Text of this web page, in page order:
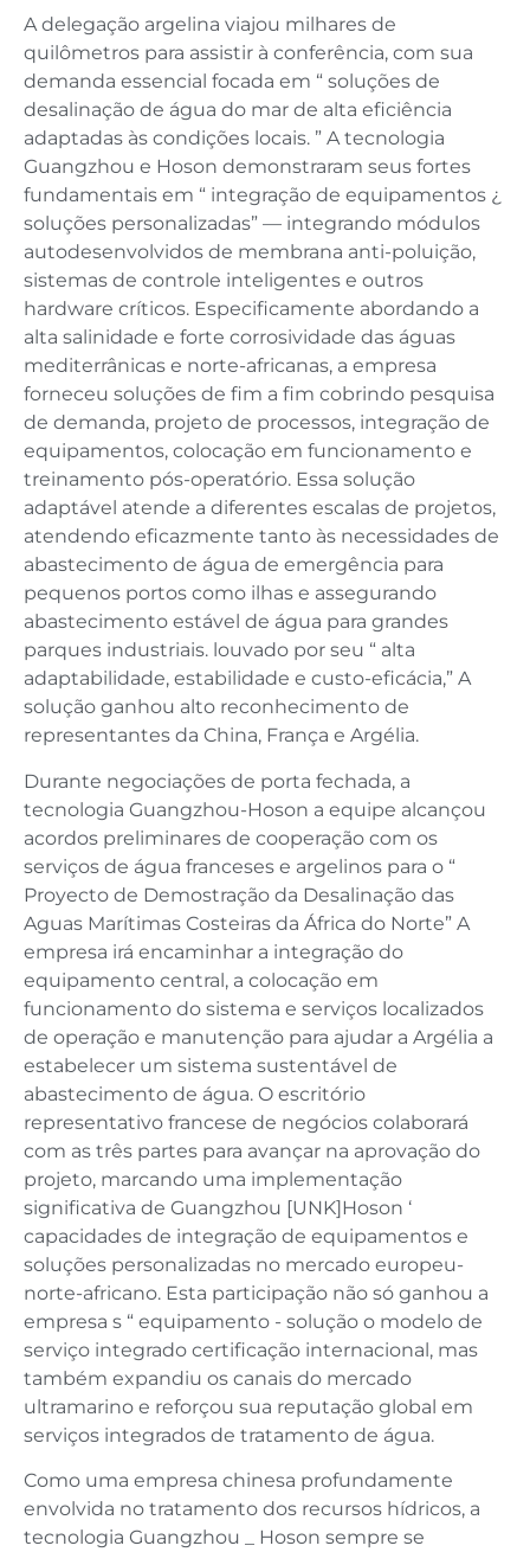
A delegação argelina viajou milhares de
quilômetros para assistir à conferência, com sua
demanda essencial focada em “ soluções de
desalinação de água do mar de alta eficiência
adaptadas às condições locais. ” A tecnologia
Guangzhou e Hoson demonstraram seus fortes
fundamentais em “ integração de equipamentos ¿
soluções personalizadas” — integrando módulos
autodesenvolvidos de membrana anti-poluição,
sistemas de controle inteligentes e outros
hardware críticos. Especificamente abordando a
alta salinidade e forte corrosividade das águas
mediterrânicas e norte-africanas, a empresa
forneceu soluções de fim a fim cobrindo pesquisa
de demanda, projeto de processos, integração de
equipamentos, colocação em funcionamento e
treinamento pós-operatório. Essa solução
adaptável atende a diferentes escalas de projetos,
atendendo eficazmente tanto às necessidades de
abastecimento de água de emergência para
pequenos portos como ilhas e assegurando
abastecimento estável de água para grandes
parques industriais. louvado por seu “ alta
adaptabilidade, estabilidade e custo-eficácia,” A
solução ganhou alto reconhecimento de
representantes da China, França e Argélia.
Durante negociações de porta fechada, a
tecnologia Guangzhou-Hoson a equipe alcançou
acordos preliminares de cooperação com os
serviços de água franceses e argelinos para o “
Proyecto de Demostração da Desalinação das
Aguas Marítimas Costeiras da África do Norte” A
empresa irá encaminhar a integração do
equipamento central, a colocação em
funcionamento do sistema e serviços localizados
de operação e manutenção para ajudar a Argélia a
estabelecer um sistema sustentável de
abastecimento de água. O escritório
representativo francese de negócios colaborará
com as três partes para avançar na aprovação do
projeto, marcando uma implementação
significativa de Guangzhou [UNK]Hoson ‘
capacidades de integração de equipamentos e
soluções personalizadas no mercado europeu-
norte-africano. Esta participação não só ganhou a
empresa s “ equipamento - solução o modelo de
serviço integrado certificação internacional, mas
também expandiu os canais do mercado
ultramarino e reforçou sua reputação global em
serviços integrados de tratamento de água.
Como uma empresa chinesa profundamente
envolvida no tratamento dos recursos hídricos, a
tecnologia Guangzhou _ Hoson sempre se